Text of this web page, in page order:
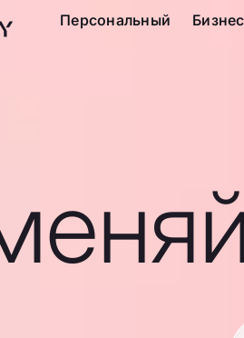
Персональный Бизнес